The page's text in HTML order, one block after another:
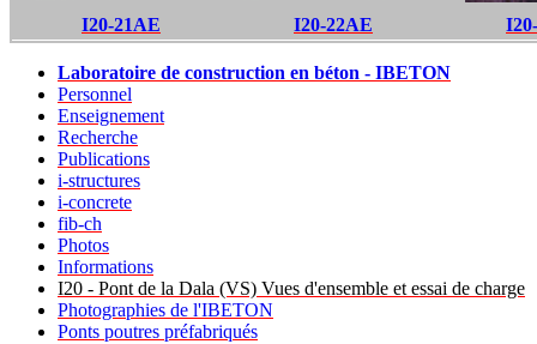
I20-21AE I20-22AE
Laboratoire de construction en béton - IBETON
Personnel
Enseignement
Recherche
Publications
i-structures
i-concrete
fib-ch
Photos
Informations
I20 - Pont de la Dala (VS) Vues d'ensemble et essai de charge
Photographies de l'IBETON
Ponts poutres préfabriqués